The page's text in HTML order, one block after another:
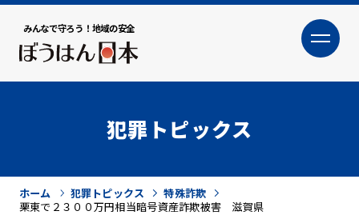
みんなで守ろう！地域の安全
大
犯罪トピックス
ホーム 犯罪トピックス
特殊詐欺
栗東で２３００万円相当暗号資産詐欺被害 滋賀県